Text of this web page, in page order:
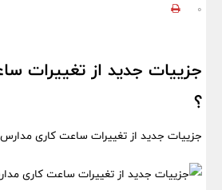
0
جزییات جدید از تغییرات
؟
جزییات جدید از تغییرات ساعت کاری